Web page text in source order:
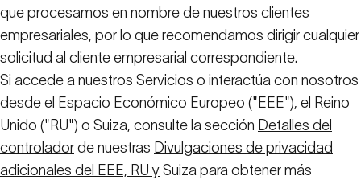
que procesamos en nombre de nuestros clientes
empresariales, por lo que recomendamos dirigir cualquier
solicitud al cliente empresarial correspondiente.
Si accede a nuestros Servicios o interactúa con nosotros
desde el Espacio Económico Europeo ("EEE"), el Reino
Unido ("RU") o Suiza, consulte la sección Detalles del
controlador de nuestras Divulgaciones de privacidad
adicionales del EEE, RU y Suiza para obtener más